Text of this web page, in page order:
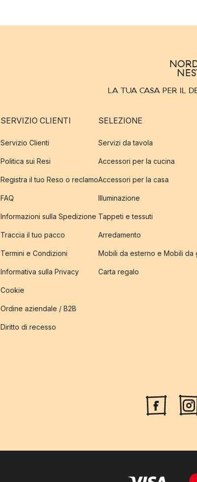
LA TUA CASA PER IL
SERVIZIO CLIENTI
Servizio Clienti
Politica sui Resi
Registra il tuo Reso o reclamo
FAQ
Informazioni sulla Spedizione
Traccia il tuo pacco
Termini e Condizioni
Informativa sulla Privacy
Cookie
Ordine aziendale / B2B
Diritto di recesso
SELEZIONE
Servizi da tavola
Accessori per la cucina
Accessori per la casa
Illuminazione
Tappeti e tessuti
Arredamento
Mobili da esterno e Mobili da
Carta regalo